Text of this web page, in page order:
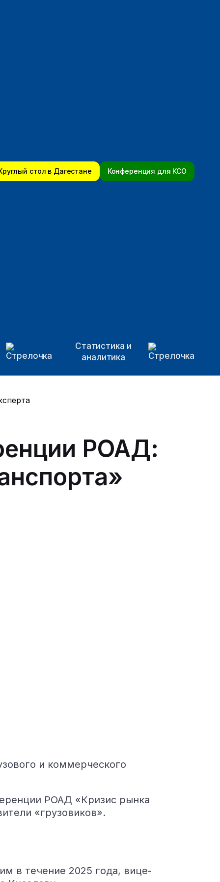
стол в Дагестане Конференция для КСО
Статистика и
аналитика
РОАД:
и коммерческого
РОАД «Кризис рынка
«грузовиков».
в течение 2025 года, вице-